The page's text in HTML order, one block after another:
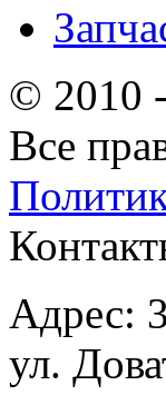
© 2010
Все
Адрес:
ул.